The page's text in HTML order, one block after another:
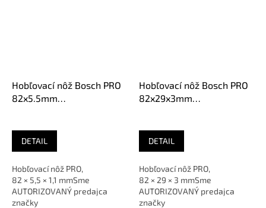
Hobľovací nôž Bosch PRO
82x5.5mm
DETAIL
Hobľovací nôž PRO,
82 × 5,5 × 1,1 mmSme
AUTORIZOVANÝ predajca
značky
Hobľovací nôž Bosch PRO
82x29x3mm
DETAIL
Hobľovací nôž PRO,
82 × 29 × 3 mmSme
AUTORIZOVANÝ predajca
značky